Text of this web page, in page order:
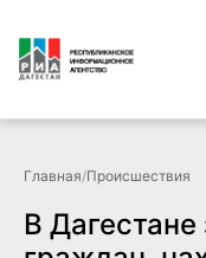
Главная/Происшествия
В